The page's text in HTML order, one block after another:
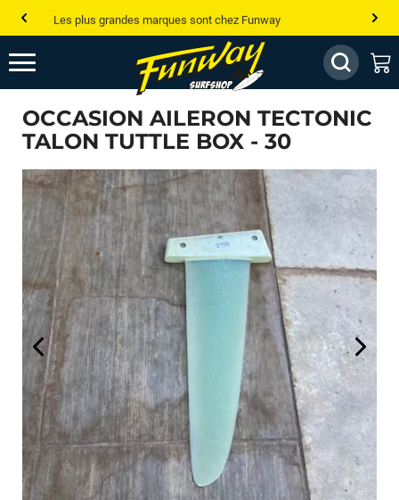
Les plus grandes marques sont chez Funway
Jusqu’à -75% de remise sur le windsurf, wingfoil, etc...
💰 Meilleur prix garanti — Moins cher ailleurs ? On s’aligne !
Besoin de conseils de pro ? Appelle nous !
OCCASION AILERON TECTONIC
TALON TUTTLE BOX - 30